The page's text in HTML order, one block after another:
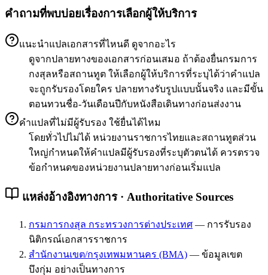
คำถามที่พบบ่อยเรื่องการเลือกผู้ให้บริการ
แนะนำแปลเอกสารที่ไหนดี ดูจากอะไร
ดูจากปลายทางของเอกสารก่อนเสมอ ถ้าต้องยื่นกรมการ
กงสุลหรือสถานทูต ให้เลือกผู้ให้บริการที่ระบุได้ว่าคำแปล
จะถูกรับรองโดยใคร ปลายทางรับรูปแบบนั้นจริง และมีขั้น
ตอนทวนชื่อ-วันเดือนปีกับหนังสือเดินทางก่อนส่งงาน
คำแปลที่ไม่มีผู้รับรอง ใช้ยื่นได้ไหม
โดยทั่วไปไม่ได้ หน่วยงานราชการไทยและสถานทูตส่วน
ใหญ่กำหนดให้คำแปลมีผู้รับรองที่ระบุตัวตนได้ ควรตรวจ
ข้อกำหนดของหน่วยงานปลายทางก่อนเริ่มแปล
แหล่งอ้างอิงทางการ · Authoritative Sources
กรมการกงสุล กระทรวงการต่างประเทศ — การรับรอง
นิติกรณ์เอกสารราชการ
สำนักงานเขต/กรุงเทพมหานคร (BMA) — ข้อมูลเขต
บึงกุ่ม อย่างเป็นทางการ